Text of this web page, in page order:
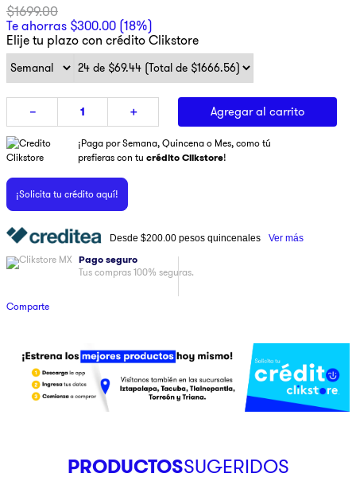
$1699.00
Te ahorras $300.00 (18%)
Elije tu plazo con crédito Clikstore
＋
－ Agregar al carrito
¡Paga por Semana, Quincena o Mes, como tú
prefieras con tu crédito Clikstore!
¡Solicita tu crédito aquí!
Desde $200.00 pesos quincenales Ver más
Pago seguro
Tus compras 100% seguras.
Comparte
PRODUCTOS
7.
xbox
8.
lavadora
9.
ninja
10. pulsar